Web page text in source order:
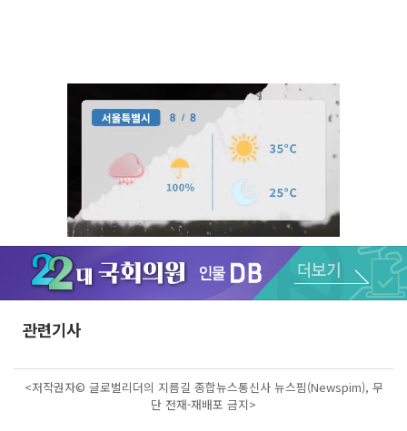
Unmute
관련기사
<저작권자© 글로벌리더의 지름길 종합뉴스통신사 뉴스핌(Newspim), 무
단 전재-재배포 금지>